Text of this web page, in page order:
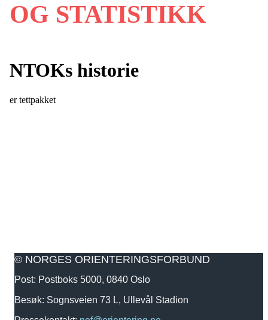
OG STATISTIKK
NTOKs historie
er tettpakket
© NORGES ORIENTERINGSFORBUND
Post: Postboks 5000, 0840 Oslo
Besøk: Sognsveien 73 L, Ullevål Stadion